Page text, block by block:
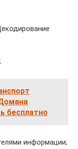
бесплатно
информации;